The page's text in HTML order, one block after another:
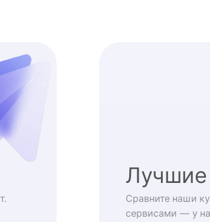
Сравните наши
сервисами — у